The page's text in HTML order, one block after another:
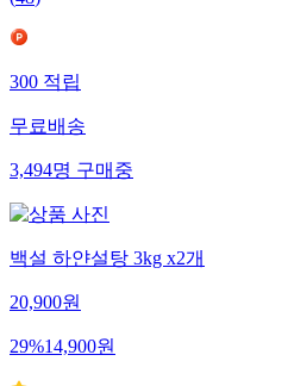
(48)
300적립
무료배송
3,494명구매중
백설 하얀설탕 3kg x2개
20,900원
29%14,900원